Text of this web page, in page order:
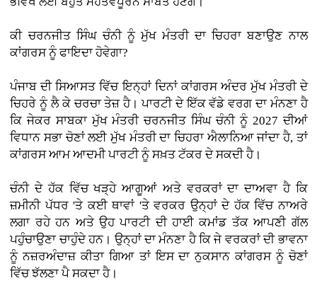
ਕੀ ਚਰਨਜੀਤ ਸਿੰਘ ਚੰਨੀ ਨੂੰ ਮੁੱਖ ਮੰਤਰੀ ਦਾ ਚਿਹਰਾ ਬਣਾਉਣ ਨਾਲ
ਕਾਂਗਰਸ ਨੂੰ ਫਾਇਦਾ ਹੋਵੇਗਾ?
ਪੰਜਾਬ ਦੀ ਸਿਆਸਤ ਵਿੱਚ ਇਨ੍ਹਾਂ ਦਿਨਾਂ ਕਾਂਗਰਸ ਅੰਦਰ ਮੁੱਖ ਮੰਤਰੀ ਦੇ
ਚਿਹਰੇ ਨੂੰ ਲੈ ਕੇ ਚਰਚਾ ਤੇਜ਼ ਹੈ। ਪਾਰਟੀ ਦੇ ਇੱਕ ਵੱਡੇ ਵਰਗ ਦਾ ਮੰਨਣਾ ਹੈ
ਕਿ ਜੇਕਰ ਸਾਬਕਾ ਮੁੱਖ ਮੰਤਰੀ ਚਰਨਜੀਤ ਸਿੰਘ ਚੰਨੀ ਨੂੰ 2027 ਦੀਆਂ
ਵਿਧਾਨ ਸਭਾ ਚੋਣਾਂ ਲਈ ਮੁੱਖ ਮੰਤਰੀ ਦਾ ਚਿਹਰਾ ਐਲਾਨਿਆ ਜਾਂਦਾ ਹੈ, ਤਾਂ
ਕਾਂਗਰਸ ਆਮ ਆਦਮੀ ਪਾਰਟੀ ਨੂੰ ਸਖ਼ਤ ਟੱਕਰ ਦੇ ਸਕਦੀ ਹੈ।
ਚੰਨੀ ਦੇ ਹੱਕ ਵਿੱਚ ਖੜ੍ਹੇ ਆਗੂਆਂ ਅਤੇ ਵਰਕਰਾਂ ਦਾ ਦਾਅਵਾ ਹੈ ਕਿ
ਜ਼ਮੀਨੀ ਪੱਧਰ 'ਤੇ ਕਈ ਥਾਵਾਂ 'ਤੇ ਵਰਕਰ ਉਨ੍ਹਾਂ ਦੇ ਹੱਕ ਵਿੱਚ ਨਾਅਰੇ
ਲਗਾ ਰਹੇ ਹਨ ਅਤੇ ਉਹ ਪਾਰਟੀ ਦੀ ਹਾਈ ਕਮਾਂਡ ਤੱਕ ਆਪਣੀ ਗੱਲ
ਪਹੁੰਚਾਉਣਾ ਚਾਹੁੰਦੇ ਹਨ। ਉਨ੍ਹਾਂ ਦਾ ਮੰਨਣਾ ਹੈ ਕਿ ਜੇ ਵਰਕਰਾਂ ਦੀ ਭਾਵਨਾ
ਨੂੰ ਨਜ਼ਰਅੰਦਾਜ਼ ਕੀਤਾ ਗਿਆ ਤਾਂ ਇਸ ਦਾ ਨੁਕਸਾਨ ਕਾਂਗਰਸ ਨੂੰ ਚੋਣਾਂ
ਵਿੱਚ ਝੱਲਣਾ ਪੈ ਸਕਦਾ ਹੈ।